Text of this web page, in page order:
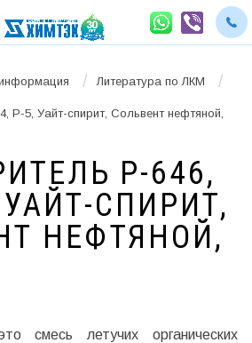
/ Литература по ЛКМ /
Р-5, Уайт-спирит, Сольвент нефтяной,
Р-646,
УАЙТ-СПИРИТ,
НЕФТЯНОЙ,
смесь летучих органических